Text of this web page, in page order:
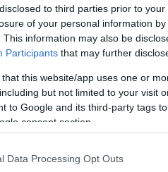
to third parties prior to
of your personal information
This information may also be
Participants that may further
that this website/app uses one or
but not limited to your visit
to Google and its third-party tags
consent section.
Data Processing Opt Outs
Manankov, som ikke
nå under etterforskning
utøver